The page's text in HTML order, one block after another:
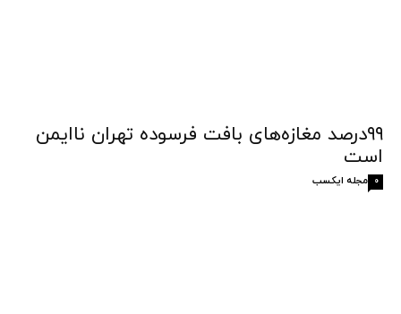
۹۹درصد مغازه‌های بافت فرسوده تهران ناایمن
است
مجله ایکسب 0